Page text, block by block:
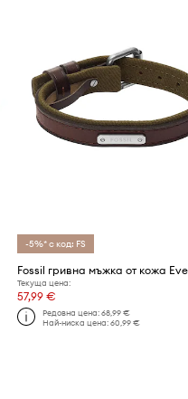
-5%* с код: FS
Fossil гривна мъжка от кожа
Текуща цена:
57,99 €
Редовна цена: 68,99 €
Най-ниска цена: 60,99 €